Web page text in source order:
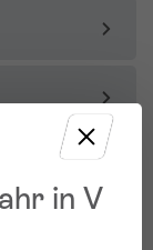
in V